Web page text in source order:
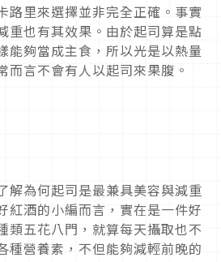
路里來選擇並非完全正確。事實
重也有其效果。由於起司算是點
能夠當成主食，所以光是以熱量
而言不會有人以起司來果腹。
解為何起司是最兼具美容與減重
紅酒的小編而言，實在是一件好
類五花八門，就算每天攝取也不
種營養素，不但能夠減輕前晚的